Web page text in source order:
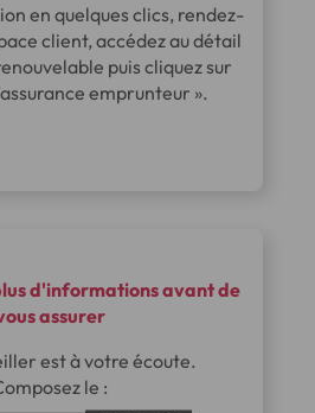
en quelques clics, rendez-
client, accédez au détail
puis cliquez sur
emprunteur ».
d'informations avant de
assurer
est à votre écoute.
le :